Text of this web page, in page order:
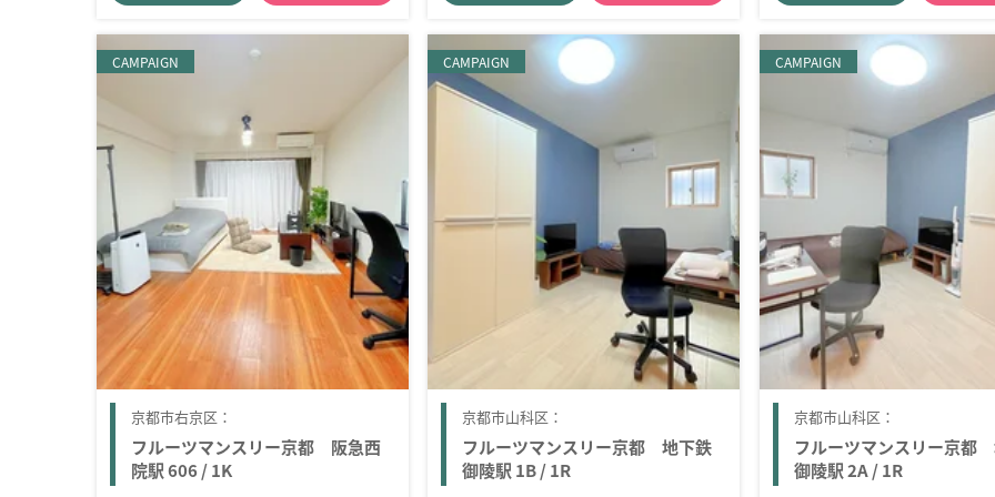
CAMPAIGN
京都市右京区：
フルーツマンスリー京都 阪急西
院駅 606 / 1K
CAMPAIGN
京都市山科区：
フルーツマンスリー京都 地下鉄
御陵駅 1B / 1R
CAMPAIGN
京都市山科区：
フルーツマンスリー京都
御陵駅 2A / 1R